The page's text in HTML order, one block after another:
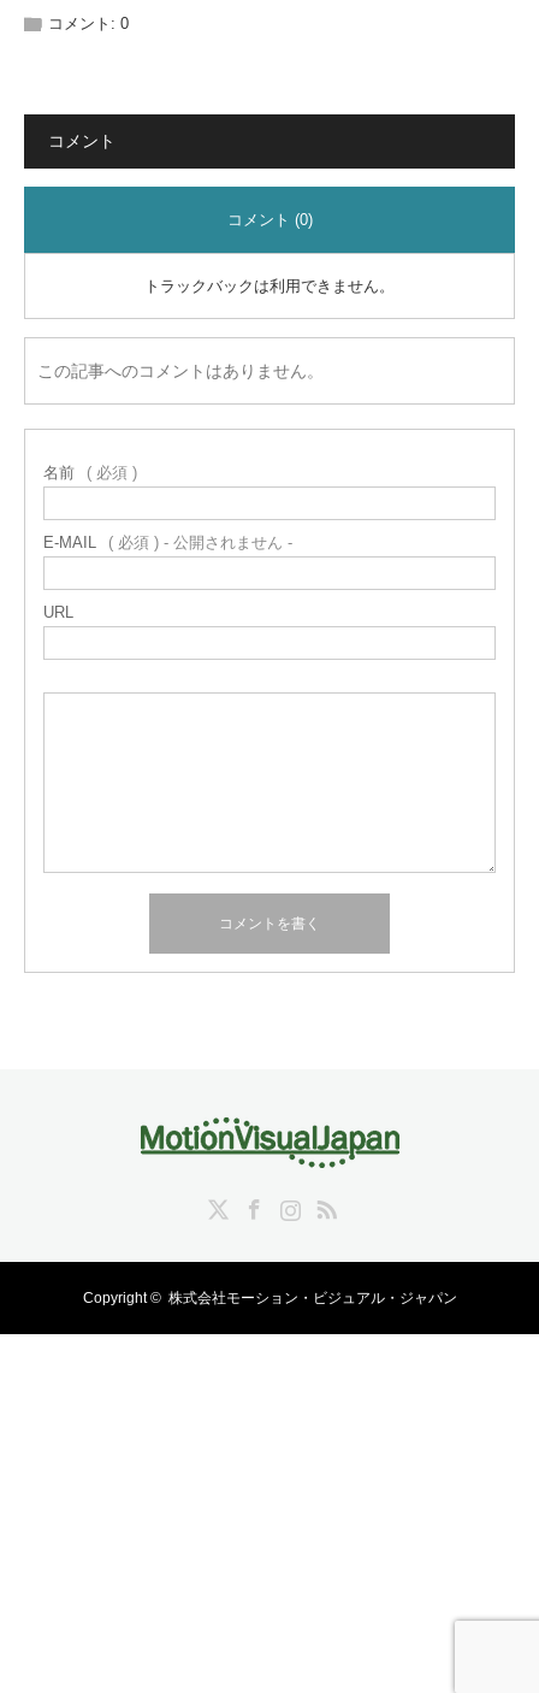
コメント: 0
コメント
コメント (0)
トラックバックは利用できません。
この記事へのコメントはありません。
名前 ( 必須 )
E-MAIL ( 必須 ) - 公開されません -
URL
RSS
Copyright © 株式会社モーション・ビジュアル・ジャパン